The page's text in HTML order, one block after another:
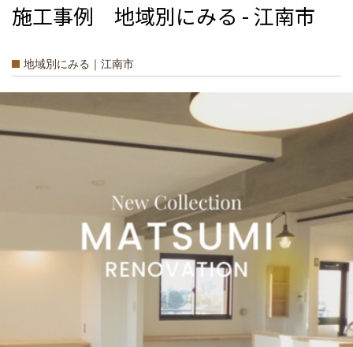
施工事例 地域別にみる - 江南市
地域別にみる｜江南市